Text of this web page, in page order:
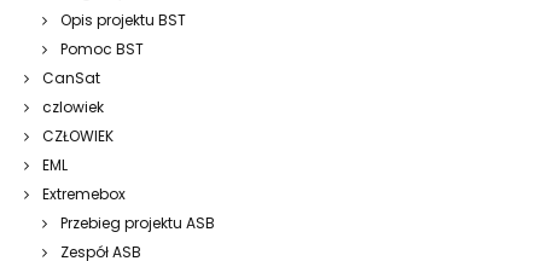
Opis projektu BST
Pomoc BST
CanSat
czlowiek
CZŁOWIEK
EML
Extremebox
Przebieg projektu ASB
Zespół ASB